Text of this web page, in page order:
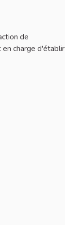
de
charge d'établir